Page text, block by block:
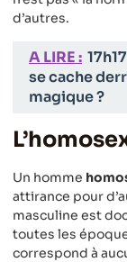
d’autres.
A LIRE :
se cache
magique ?
Un homme
attirance pour
masculine est
toutes les
correspond à